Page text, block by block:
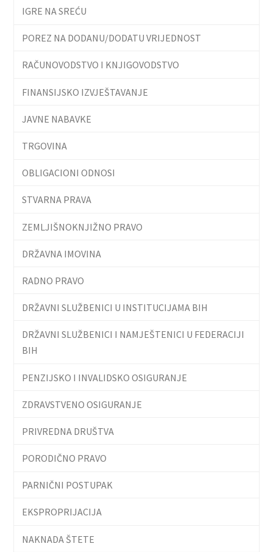
IGRE NA SREĆU
POREZ NA DODANU/DODATU VRIJEDNOST
RAČUNOVODSTVO I KNJIGOVODSTVO
FINANSIJSKO IZVJEŠTAVANJE
JAVNE NABAVKE
TRGOVINA
OBLIGACIONI ODNOSI
STVARNA PRAVA
ZEMLJIŠNOKNJIŽNO PRAVO
DRŽAVNA IMOVINA
RADNO PRAVO
DRŽAVNI SLUŽBENICI U INSTITUCIJAMA BIH
DRŽAVNI SLUŽBENICI I NAMJEŠTENICI U FEDERACIJI
BIH
PENZIJSKO I INVALIDSKO OSIGURANJE
ZDRAVSTVENO OSIGURANJE
PRIVREDNA DRUŠTVA
PORODIČNO PRAVO
PARNIČNI POSTUPAK
EKSPROPRIJACIJA
NAKNADA ŠTETE